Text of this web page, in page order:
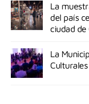
La
del país
ciudad de
La